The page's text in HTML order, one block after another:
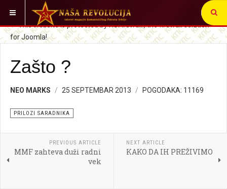
VI STE OVDE: PRILOZI SARADNIKA
Zašto ?
NEO MARKS 25 SEPTEMBAR 2013 POGODAKA: 11169
PRILOZI SARADNIKA
PREVIOUS ARTICLE
MMF zahteva duži radni
vek
NEXT ARTICLE
KAKO DA IH PREŽIVIMO